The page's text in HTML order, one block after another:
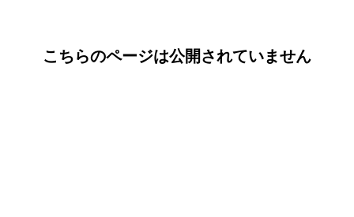
こちらのページは公開されていません